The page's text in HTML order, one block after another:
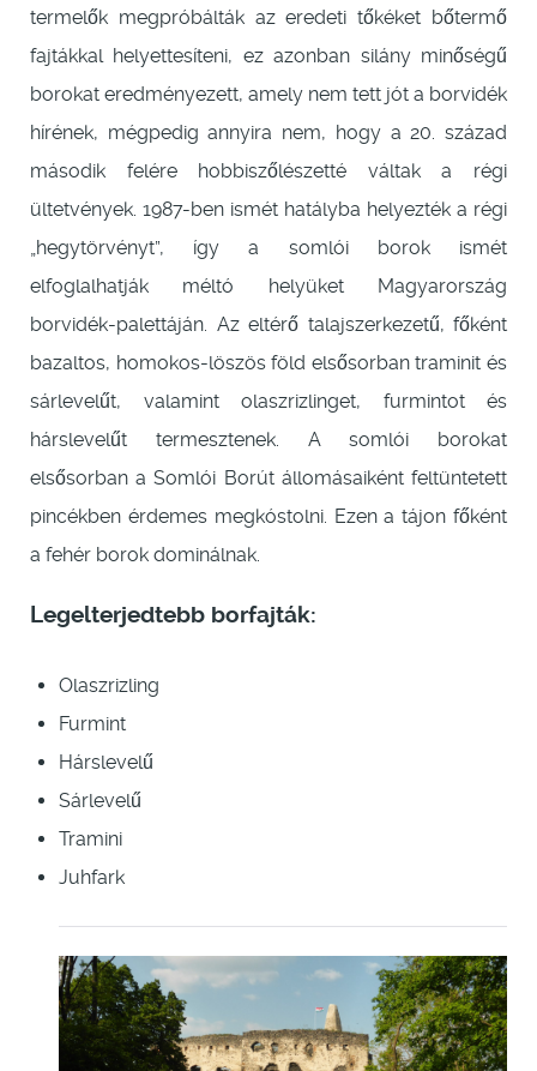
termelők megpróbálták az eredeti tőkéket bőtermő
fajtákkal helyettesíteni, ez azonban silány minőségű
borokat eredményezett, amely nem tett jót a borvidék
hírének, mégpedig annyira nem, hogy a 20. század
második felére hobbiszőlészetté váltak a régi
ültetvények. 1987-ben ismét hatályba helyezték a régi
„hegytörvényt”, így a somlói borok ismét
elfoglalhatják méltó helyüket Magyarország
borvidék-palettáján. Az eltérő talajszerkezetű, főként
bazaltos, homokos-löszös föld elsősorban traminit és
sárlevelűt, valamint olaszrizlinget, furmintot és
hárslevelűt termesztenek. A somlói borokat
elsősorban a Somlói Borút állomásaiként feltüntetett
pincékben érdemes megkóstolni. Ezen a tájon főként
a fehér borok dominálnak.
Legelterjedtebb borfajták:
Olaszrizling
Furmint
Hárslevelű
Sárlevelű
Tramini
Juhfark